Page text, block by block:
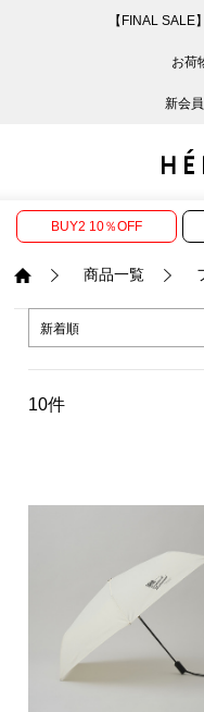
【FINAL SALE
お荷
新会
BUY2 10％OFF
ジャケット・アウター
トップス
パンツ
スカート
ワンピース
アクセサリー
ファッション雑貨
パンツ
スカート
ワンピース
シューズ
アクセサリー
ジャケット・アウター
トップス
パンツ
スカート
ワンピース
アクセサリー
ファッション雑貨
ジャケット・アウタ
トップス
パンツ
スカート
ワンピース
ファッション雑貨
商品一覧
新着順
10件